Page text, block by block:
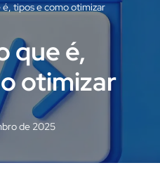
tipos e como otimizar
que é,
otimizar
de 2025